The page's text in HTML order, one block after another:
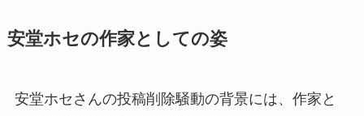
安堂ホセの作家としての姿
安堂ホセさんの投稿削除騒動の背景には、作家と